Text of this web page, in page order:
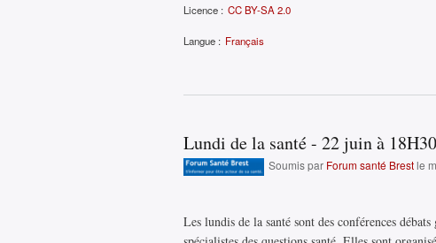
Licence : CC BY-SA 2.0
Langue : Français
Lundi de la santé - 22 juin à
Soumis par Forum santé Brestle
Les lundis de la santé sont des conférences